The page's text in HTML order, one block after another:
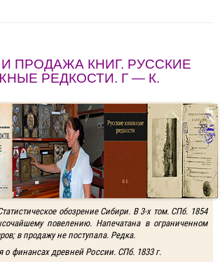
ПРОДАЖА КНИГ. РУССКИЕ
РЕДКОСТИ. Г — К.
обозрение Сибири. В 3-х том. СПб. 1854
повелению. Напечатана в ограниченном
в продажу не поступала. Редка.
о финансах древней России. СПб. 1833 г.